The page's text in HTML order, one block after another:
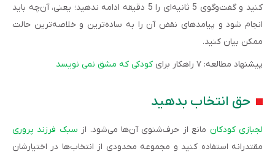
کنید و گفت‌وگوی 5 ثانیه‌ای را 5 دقیقه ادامه ندهید؛ یعنی، آن‌چه باید
انجام شود و پیامدهای نقض آن را به ساده‌ترین و خلاصه‌ترین حالت
ممکن بیان کنید.
پیشنهاد مطالعه: ۷ راهکار برای
کودکی که مشق نمی نویسد
حق انتخاب بدهید
لجبازی کودکان مانع از حرف‌شنوی آن‌ها می‌شود. از سبک فرزند پروری
مقتدرانه استفاده کنید و مجموعه محدودی از انتخاب‌ها در اختیارشان